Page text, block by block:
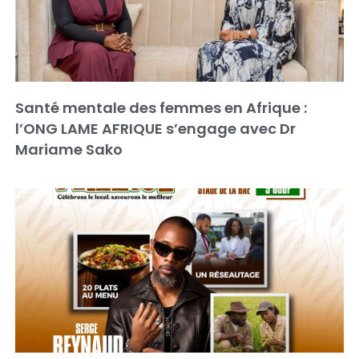
Santé mentale des femmes en Afrique :
l’ONG LAME AFRIQUE s’engage avec Dr
Mariame Sako